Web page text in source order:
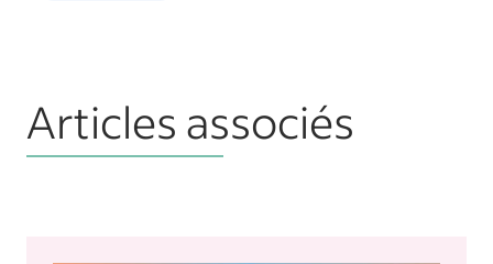
Articles associés